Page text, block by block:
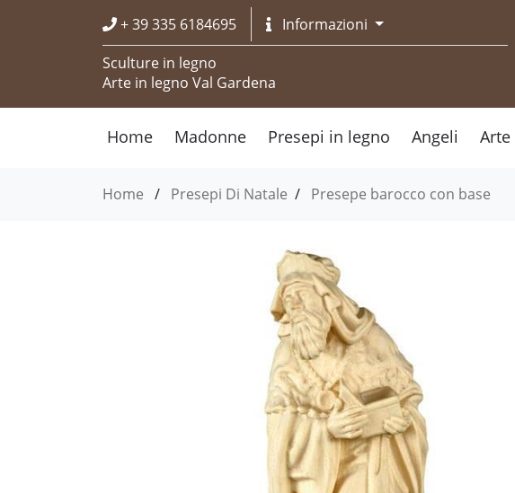
+ 39 335 6184695
Informazioni
Sculture in legno
Arte in legno Val Gardena
Home Madonne Presepi in legno Angeli Arte
Home / Presepi Di Natale / Presepe barocco con base